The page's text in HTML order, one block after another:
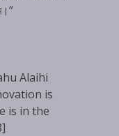
Alaihi
is
is in the